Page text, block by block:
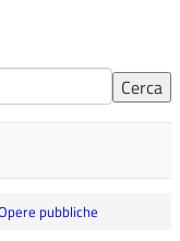
pubbliche